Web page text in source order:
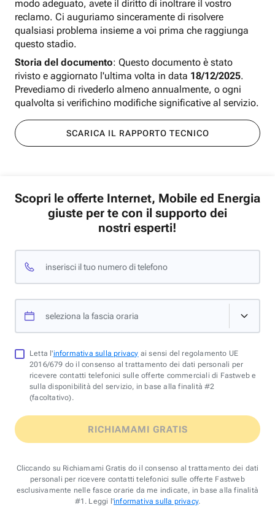
modo adeguato, avete il diritto di inoltrare il vostro
reclamo. Ci auguriamo sinceramente di risolvere
qualsiasi problema insieme a voi prima che raggiunga
questo stadio.
Storia del documento: Questo documento è stato
rivisto e aggiornato l'ultima volta in data 18/12/2025.
Prevediamo di rivederlo almeno annualmente, o ogni
qualvolta si verifichino modifiche significative al servizio.
SCARICA IL RAPPORTO TECNICO
Scopri le offerte Internet, Mobile ed Energia
giuste per te con il supporto dei
nostri esperti!
inserisci il tuo numero di telefono
seleziona la fascia oraria
Letta l'informativa sulla privacy ai sensi del regolamento UE
2016/679 do il consenso al trattamento dei dati personali per
ricevere contatti telefonici sulle offerte commerciali di Fastweb e
sulla disponibilità del servizio, in base alla finalità #2
(facoltativo).
RICHIAMAMI GRATIS
Cliccando su Richiamami Gratis do il consenso al trattamento dei dati
personali per ricevere contatti telefonici sulle offerte Fastweb
esclusivamente nelle fasce orarie da me indicate, in base alla finalità
#1. Leggi l'informativa sulla privacy.